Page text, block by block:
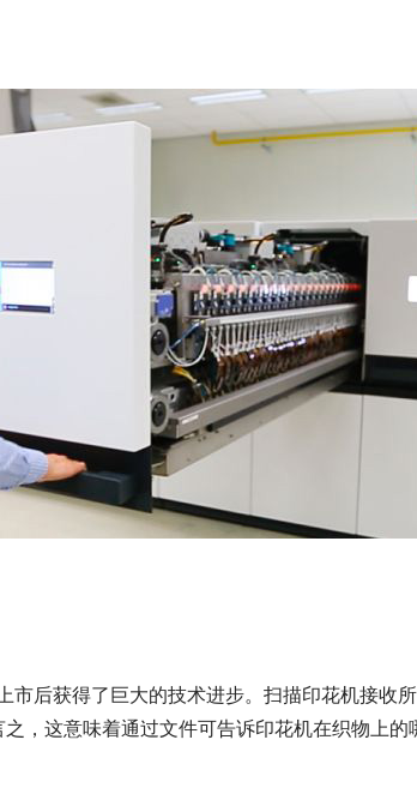
市后获得了巨大的技术进步。扫描印花机接收
，这意味着通过文件可告诉印花机在织物上的